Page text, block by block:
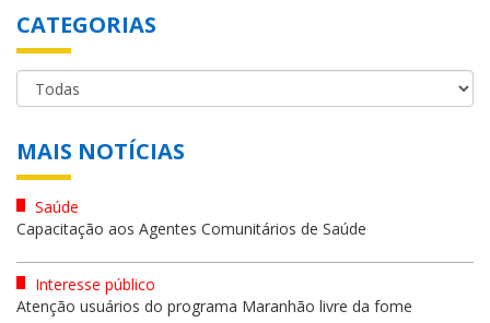
CATEGORIAS
MAIS NOTÍCIAS
Saúde
Capacitação aos Agentes Comunitários de Saúde
Interesse público
Atenção usuários do programa Maranhão livre da fome